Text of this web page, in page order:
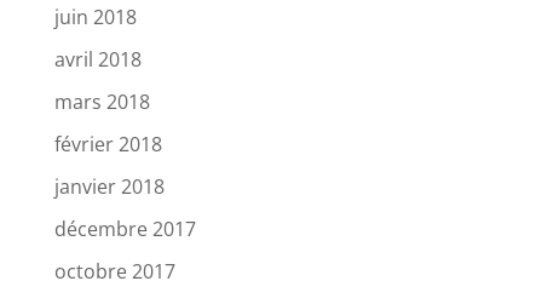
juin 2018
avril 2018
mars 2018
février 2018
janvier 2018
décembre 2017
octobre 2017